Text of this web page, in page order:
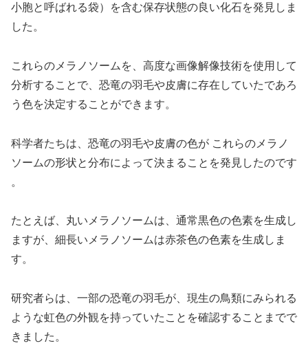
小胞と呼ばれる袋）を含む保存状態の良い化石を発見しま
した。
これらのメラノソームを、高度な画像解像技術を使用して
分析することで、恐竜の羽毛や皮膚に存在していたであろ
う色を決定することができます。
科学者たちは、恐竜の羽毛や皮膚の色が これらのメラノ
ソームの形状と分布によって決まることを発見したのです
。
たとえば、丸いメラノソームは、通常黒色の色素を生成し
ますが、細長いメラノソームは赤茶色の色素を生成しま
す。
研究者らは、一部の恐竜の羽毛が、現生の鳥類にみられる
ような虹色の外観を持っていたことを確認することまでで
きました。